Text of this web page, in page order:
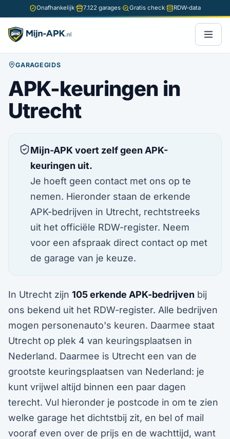
Onafhankelijk· 7.122 garages· Gratis check· RDW-data
GARAGEGIDS
APK-keuringen in
Utrecht
Mijn-APK voert zelf geen APK-
keuringen uit.
Je hoeft geen contact met ons op te
nemen. Hieronder staan de erkende
APK-bedrijven in Utrecht, rechtstreeks
uit het officiële RDW-register. Neem
voor een afspraak direct contact op met
de garage van je keuze.
In Utrecht zijn 105 erkende APK-bedrijven bij
ons bekend uit het RDW-register. Alle bedrijven
mogen personenauto's keuren. Daarmee staat
Utrecht op plek 4 van keuringsplaatsen in
Nederland. Daarmee is Utrecht een van de
grootste keuringsplaatsen van Nederland: je
kunt vrijwel altijd binnen een paar dagen
terecht. Vul hieronder je postcode in om te zien
welke garage het dichtstbij zit, en bel of mail
vooraf even over de prijs en de wachttijd, want